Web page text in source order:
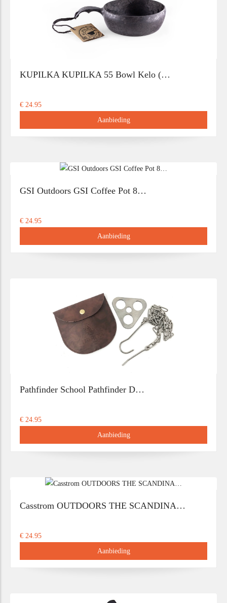
KUPILKA KUPILKA 55 Bowl Kelo (…
€ 24.95
Aanbieding
GSI Outdoors GSI Coffee Pot 8…
€ 24.95
Aanbieding
Pathfinder School Pathfinder D…
€ 24.95
Aanbieding
Casstrom OUTDOORS THE SCANDINA…
€ 24.95
Aanbieding